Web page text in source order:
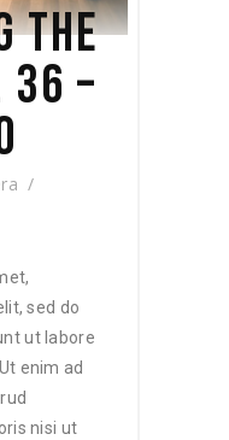
THE
36 –
sed do
ut labore
enim ad
nisi ut